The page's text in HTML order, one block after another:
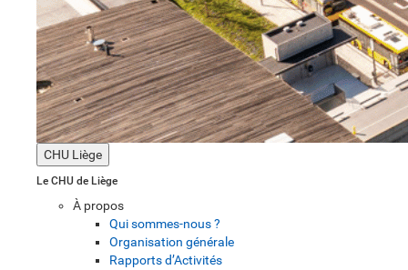
CHU Liège
Le CHU de Liège
À propos
Qui sommes-nous ?
Organisation générale
Rapports d’Activités